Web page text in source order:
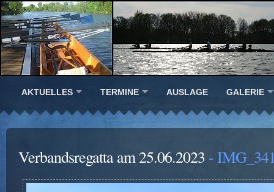
AKTUELLES TERMINE AUSLAGE GALERIE
Verbandsregatta am 25.06.2023 -